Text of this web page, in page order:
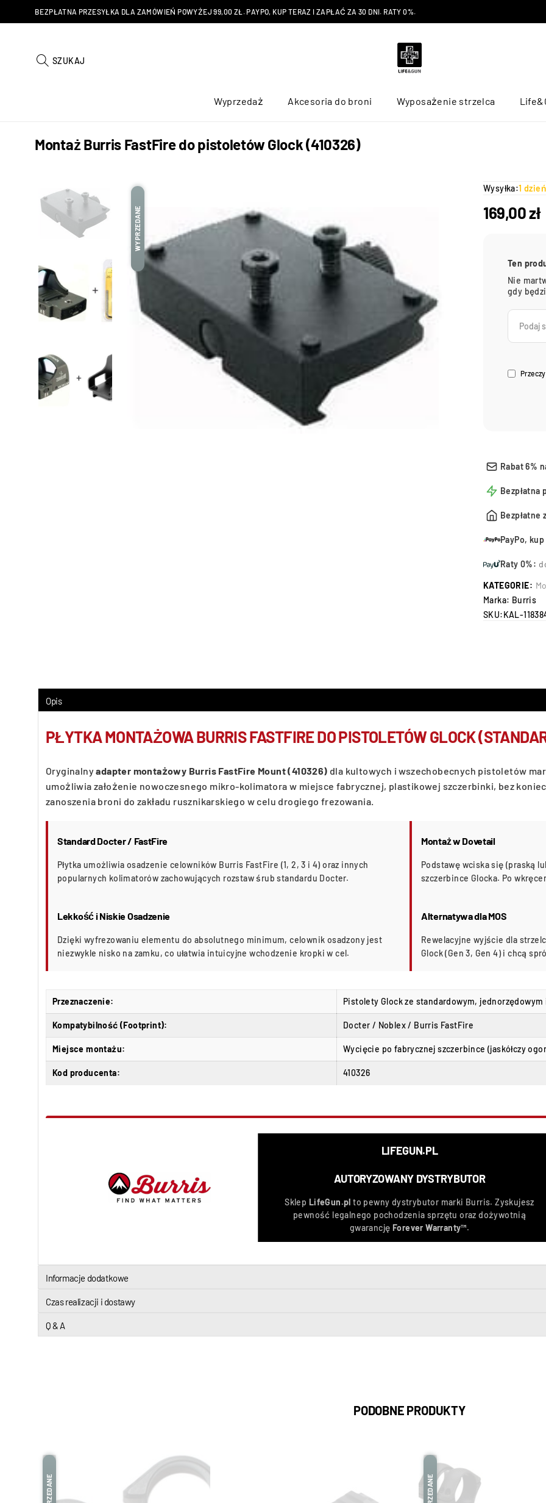
BEZPŁATNA PRZESYŁKA DLA ZAMÓWIEŃ POWYŻEJ 99,00 ZŁ. PAYPO, KUP TERAZ I ZAPŁAĆ ZA 30 DNI. RATY 0%.
SZUKAJ
Wyprzedaż Akcesoria do broni Wyposażenie strzelca
Montaż Burris FastFire do pistoletów Glock (410326)
WYPRZEDANE
Wysyłka:1
169,00zł
Ten
Nie
gdy
Rabat 6%
Bezpłatna
Bezpłatne
PayPo,
Raty 0%:
KATEGORIE:
Marka: Burris
SKU:KAL-
Opis
PŁYTKA MONTAŻOWA BURRIS FASTFIRE DO PISTOLETÓW GLOCK
Oryginalnyadapter montażowy Burris FastFire Mount (410326) dla kultowych i wszechobecnych pistoletów
umożliwia założenie nowoczesnego mikro-kolimatora w miejsce fabrycznej, plastikowej szczerbinki, bez
zanoszenia broni do zakładu rusznikarskiego w celu drogiego frezowania.
Standard Docter / FastFire
Płytka umożliwia osadzenie celowników Burris FastFire (1, 2, 3 i 4) oraz innych
popularnych kolimatorów zachowujących rozstaw śrub standardu Docter.
Montaż w Dovetail
Podstawę wciska się (praską
szczerbince Glocka. Po
Lekkość i Niskie Osadzenie
Dzięki wyfrezowaniu elementu do absolutnego minimum, celownik osadzony jest
niezwykle nisko na zamku, co ułatwia intuicyjne wchodzenie kropki w cel.
Alternatywa dla MOS
Rewelacyjne wyjście dla
Glock (Gen 3, Gen 4) i chcą
Przeznaczenie: Pistolety Glock ze standardowym,
Kompatybilność (Footprint): Docter / Noblex / Burris FastFire
Miejsce montażu: Wycięcie po fabrycznej szczerbince (jaskółczy
Kod producenta: 410326
LIFEGUN.PL
AUTORYZOWANY DYSTRYBUTOR
Sklep LifeGun.pl to pewny dystrybutor marki Burris. Zyskujesz
pewność legalnego pochodzenia sprzętu oraz dożywotnią
gwarancję Forever Warranty™.
Informacje dodatkowe
Czas realizacji i dostawy
Q & A
PODOBNE PRODUKTY